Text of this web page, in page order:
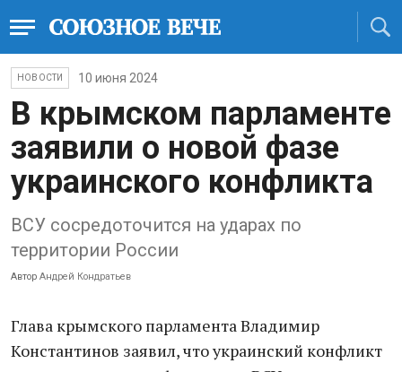
НОВОСТИ 10 июня 2024
В крымском парламенте
заявили о новой фазе
украинского конфликта
ВСУ сосредоточится на ударах по
территории России
Автор Андрей Кондратьев
Глава крымского парламента Владимир
Константинов заявил, что украинский конфликт